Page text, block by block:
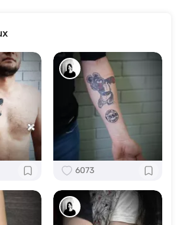
6073